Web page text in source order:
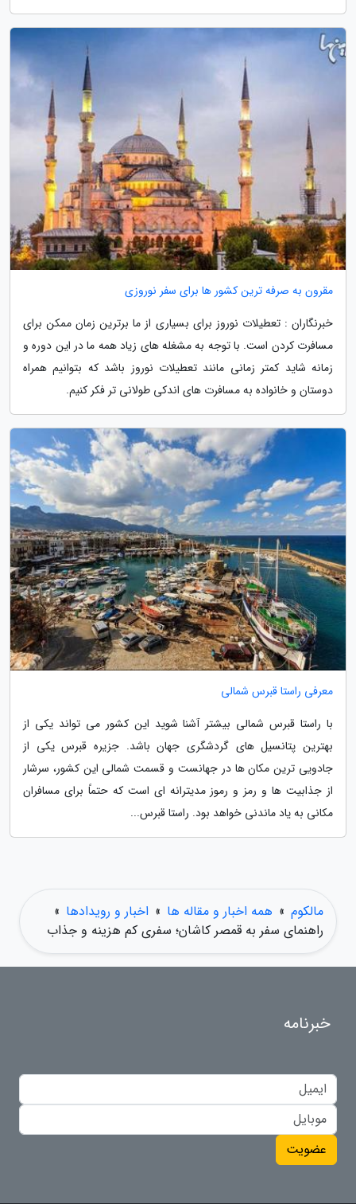
مقرون به صرفه ترین کشور ها برای سفر نوروزی
خبرنگاران : تعطیلات نوروز برای بسیاری از ما برترین زمان ممکن برای
مسافرت کردن است. با توجه به مشغله های زیاد همه ما در این دوره و
زمانه شاید کمتر زمانی مانند تعطیلات نوروز باشد که بتوانیم همراه
دوستان و خانواده به مسافرت های اندکی طولانی تر فکر کنیم.
معرفی راستا قبرس شمالی
با راستا قبرس شمالی بیشتر آشنا شوید این کشور می تواند یکی از
بهترین پتانسیل های گردشگری جهان باشد. جزیره قبرس یکی از
جادویی ترین مکان ها در جهانست و قسمت شمالی این کشور، سرشار
از جذابیت ها و رمز و رموز مدیترانه ای است که حتماً برای مسافران
مکانی به یاد ماندنی خواهد بود. راستا قبرس...
مالکوم » همه اخبار و مقاله ها » اخبار و رویدادها »
راهنمای سفر به قمصر کاشان؛ سفری کم هزینه و جذاب
خبرنامه
عضویت